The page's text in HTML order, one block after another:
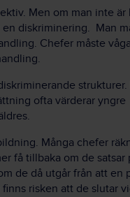
Men om man inte är
diskriminering. Man
Chefer måste
strukturer.
ofta värderar yngre
Många chefer
få tillbaka om de satsar
de då utgår från att en
risken att de slutar